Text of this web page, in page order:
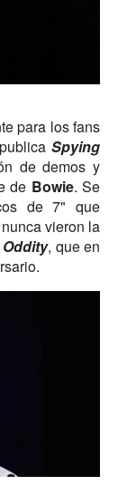
para los fans
Spying
de demos y
de Bowie. Se
de 7" que
vieron la
, que en